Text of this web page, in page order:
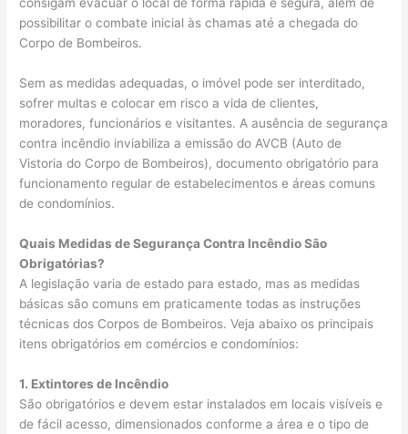
consigam evacuar o local de forma rápida e segura, além de
possibilitar o combate inicial às chamas até a chegada do
Corpo de Bombeiros.
Sem as medidas adequadas, o imóvel pode ser interditado,
sofrer multas e colocar em risco a vida de clientes,
moradores, funcionários e visitantes. A ausência de segurança
contra incêndio inviabiliza a emissão do AVCB (Auto de
Vistoria do Corpo de Bombeiros), documento obrigatório para
funcionamento regular de estabelecimentos e áreas comuns
de condomínios.
Quais Medidas de Segurança Contra Incêndio São
Obrigatórias?
A legislação varia de estado para estado, mas as medidas
básicas são comuns em praticamente todas as instruções
técnicas dos Corpos de Bombeiros. Veja abaixo os principais
itens obrigatórios em comércios e condomínios:
1. Extintores de Incêndio
São obrigatórios e devem estar instalados em locais visíveis e
de fácil acesso, dimensionados conforme a área e o tipo de